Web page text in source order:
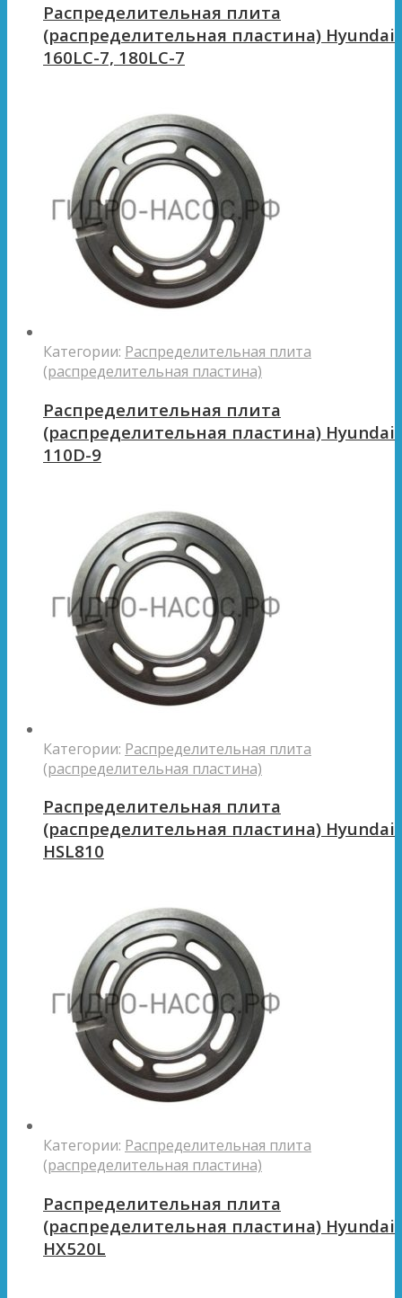
Распределительная плита
(распределительная пластина) Hyundai
160LC-7, 180LC-7
Категории: Распределительная плита
(распределительная пластина)
Распределительная плита
(распределительная пластина) Hyundai
110D-9
Категории: Распределительная плита
(распределительная пластина)
Распределительная плита
(распределительная пластина) Hyundai
HSL810
Категории: Распределительная плита
(распределительная пластина)
Распределительная плита
(распределительная пластина) Hyundai
HX520L